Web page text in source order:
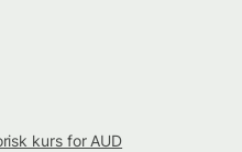
kurs for AUD